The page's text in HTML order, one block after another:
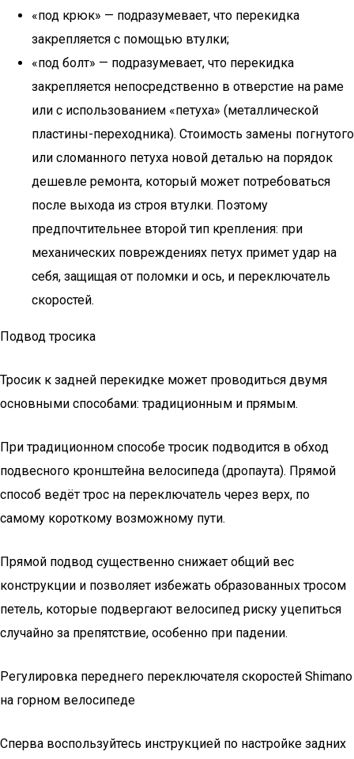
«под крюк» — подразумевает, что перекидка
закрепляется с помощью втулки;
«под болт» — подразумевает, что перекидка
закрепляется непосредственно в отверстие на раме
или с использованием «петуха» (металлической
пластины-переходника). Стоимость замены погнутого
или сломанного петуха новой деталью на порядок
дешевле ремонта, который может потребоваться
после выхода из строя втулки. Поэтому
предпочтительнее второй тип крепления: при
механических повреждениях петух примет удар на
себя, защищая от поломки и ось, и переключатель
скоростей.
Подвод тросика
Тросик к задней перекидке может проводиться двумя
основными способами: традиционным и прямым.
При традиционном способе тросик подводится в обход
подвесного кронштейна велосипеда (дропаута). Прямой
способ ведёт трос на переключатель через верх, по
самому короткому возможному пути.
Прямой подвод существенно снижает общий вес
конструкции и позволяет избежать образованных тросом
петель, которые подвергают велосипед риску уцепиться
случайно за препятствие, особенно при падении.
Регулировка переднего переключателя скоростей Shimano
на горном велосипеде
Сперва воспользуйтесь инструкцией по настройке задних